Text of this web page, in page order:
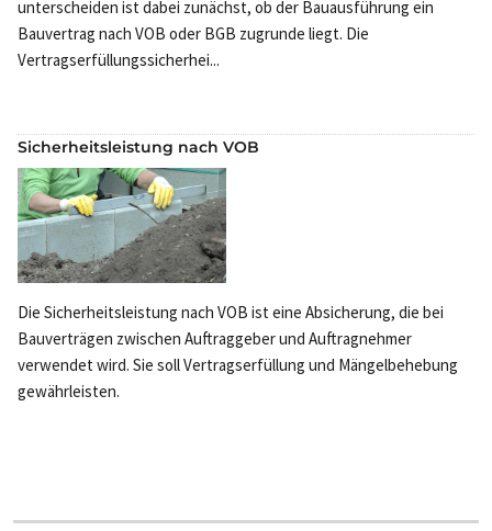
unterscheiden ist dabei zunächst, ob der Bauausführung ein
Bauvertrag nach VOB oder BGB zugrunde liegt. Die
Vertragserfüllungssicherhei...
Sicherheitsleistung nach VOB
Die Sicherheitsleistung nach VOB ist eine Absicherung, die bei
Bauverträgen zwischen Auftraggeber und Auftragnehmer
verwendet wird. Sie soll Vertragserfüllung und Mängelbehebung
gewährleisten.